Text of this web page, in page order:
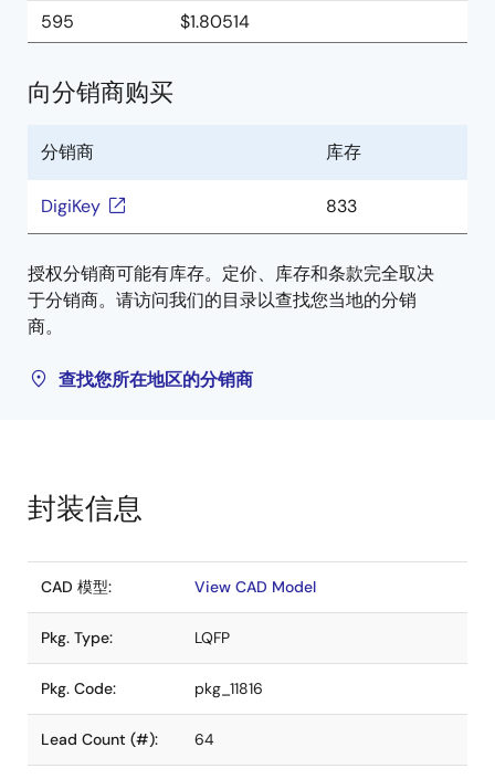
595
$1.80514
向分销商购买
分销商 库存
DigiKey 833
授权分销商可能有库存。定价、库存和条款完全取决
于分销商。请访问我们的目录以查找您当地的分销
商。
查找您所在地区的分销商
封装信息
CAD 模型: View CAD Model
Pkg. Type: LQFP
Pkg. Code: pkg_11816
Lead Count (#): 64